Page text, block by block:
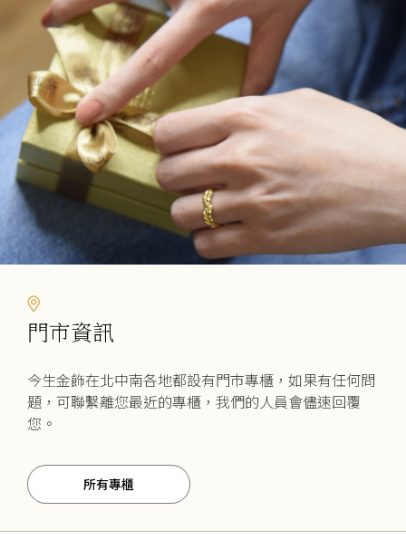
門市資訊
今生金飾在北中南各地都設有門市專櫃，如果有任何問
題，可聯繫離您最近的專櫃，我們的人員會儘速回覆
您。
所有專櫃